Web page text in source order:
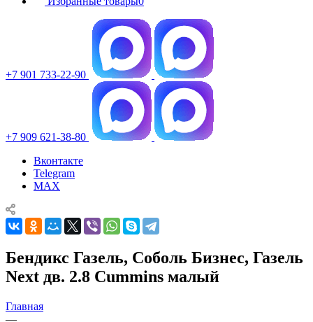
+7 901 733-22-90
+7 909 621-38-80
Вконтакте
Telegram
MAX
Бендикс Газель, Соболь Бизнес, Газель
Next дв. 2.8 Cummins малый
Главная
—